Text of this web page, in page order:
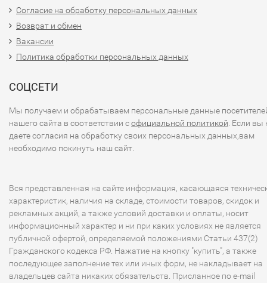
Согласие на обработку персональных данных
Возврат и обмен
Вакансии
Политика обработки персональных данных
СОЦСЕТИ
Мы получаем и обрабатываем персональные данные
нашего сайта в соответствии софициальной политикой . Если вы
даете согласия на обработку своих персональных данных,вам
необходимо покинуть наш сайт.
Вся представленная на сайте информация, касающаяся
характеристик, наличия на складе, стоимости товаров, скидок и
рекламных акций, а также условий доставки и оплаты, носит
информационный характер и ни при каких условиях не является
публичной офертой, определяемой положениями Статьи 437(2)
Гражданского кодекса РФ. Нажатие на кнопку "купить", а также
последующее заполнение тех или иных форм, не накладывает на
владельцев сайта никаких обязательств. Присланное по e-mail